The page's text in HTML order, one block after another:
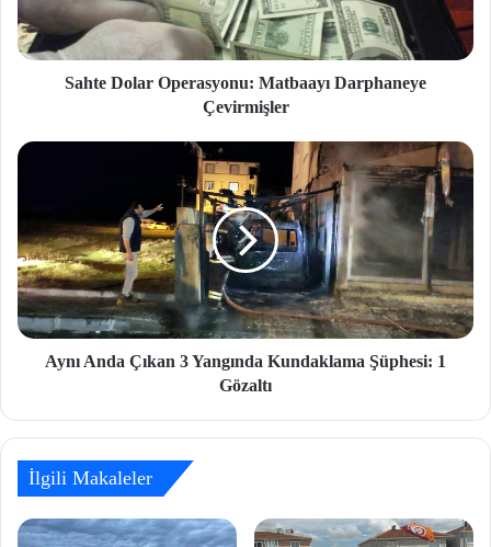
Sahte Dolar Operasyonu: Matbaayı Darphaneye
Çevirmişler
Aynı Anda Çıkan 3 Yangında Kundaklama Şüphesi: 1
Gözaltı
İlgili Makaleler